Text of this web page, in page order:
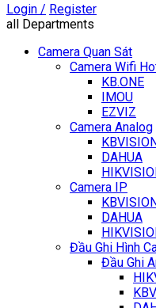
Login / Register
all Departments
Camera Quan Sát
Camera Wifi
KB.ONE
IMOU
EZVIZ
Camera Analog
DAHUA
Camera IP
DAHUA
Đầu Ghi Hình
Đầu Ghi